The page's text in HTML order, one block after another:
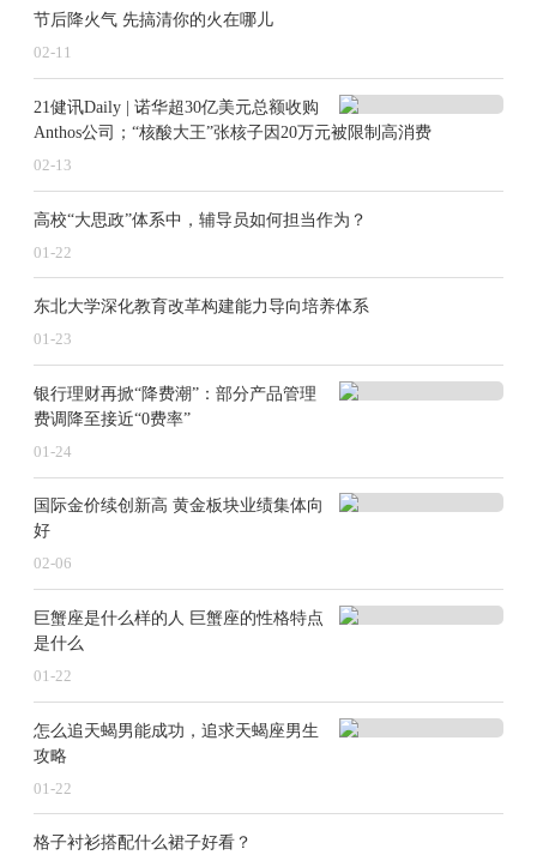
头部企业吃掉大部分“蛋糕”，也夺走了大部分利
亿纬锂能董事长刘金成曾直言：“动力电池领域中，
两强格局非常显著，除了市场份额以外，宁德时代和比
势，但目前也各有各的难处。”
部、尾部动力电池厂商所面临的仍然是生存问题。
压之外，整个动力电池市场向后方厂商倾斜，二三线动
力电池竞争格局中涌现出更多身影与其瓜分生存空间。
极电新能源、耀宁新能源，广汽体系内的因湃电池成功
登榜，凭借为自家车型配套开始上量。主机厂电池新势
力入侵，车企自研布局的动力电池业务成效逐渐显现。
行业分层化加剧，头部企业的优势继续放大，尾部
有着下有整车厂支撑的新厂商入侵。TWh时代，整合步
伐加快。汽车行业“淘汰赛”开启后，动力电池行业也迈
入一场严格的“优胜劣汰”。当低端的产能难以生存，电
池厂商发力攻克固态电池、长续航电池、超充、耐高温
低温等技术，通过优质产能来寻求新的生存空间。
“整个行业的竞争已经不再是争夺市场份额，而是生
存机会。”杨红新预测，2025年仍是动力电池企业加速淘
汰出清的阶段。
节后降火气 先搞清你的火在哪儿
02-11
21健讯Daily | 诺华超30亿美元总额收购
Anthos公司；“核酸大王”张核子因20万元被限制高消费
02-13
高校“大思政”体系中，辅导员如何担当作为？
01-22
东北大学深化教育改革构建能力导向培养体系
01-23
银行理财再掀“降费潮”：部分产品管理
费调降至接近“0费率”
01-24
国际金价续创新高 黄金板块业绩集体向
好
02-06
巨蟹座是什么样的人 巨蟹座的性格特点
是什么
01-22
怎么追天蝎男能成功，追求天蝎座男生
攻略
01-22
格子衬衫搭配什么裙子好看？